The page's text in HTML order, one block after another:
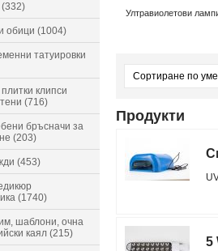
(332)
обици (1004)
татуировки
клипси
(716)
бръсначи за
(203)
(453)
(1740)
шаблони, очна
каял (215)
Ултравиолетови
Продукти
5